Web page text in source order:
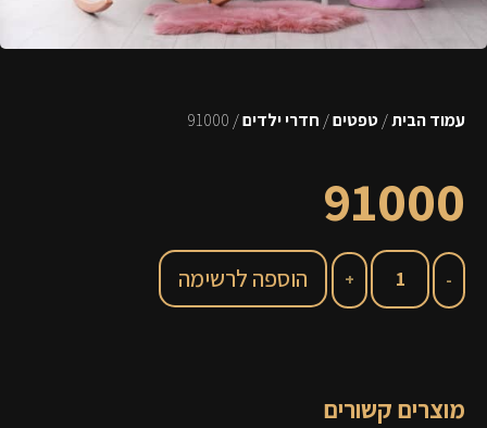
עמוד הבית/טפטים/ חדרי ילדים/ 91000
91000
הוספה לרשימה
מוצרים קשורים